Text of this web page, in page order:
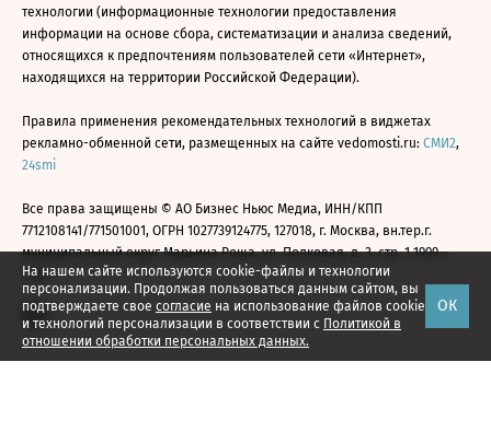
На нашем сайте используются cookie-файлы и технологии
персонализации. Продолжая пользоваться данным сайтом, вы
подтверждаете свое согласие на использование файлов cookie
и технологий персонализации в соответствии с Политикой в
отношении обработки персональных данных.
ОК
технологии (информационные технологии предоставления
информации на основе сбора, систематизации и анализа сведений,
относящихся к предпочтениям пользователей сети «Интернет»,
находящихся на территории Российской Федерации).
Правила применения рекомендательных технологий в виджетах
рекламно-обменной сети, размещенных на сайте vedomosti.ru: СМИ2,
24smi
Все права защищены © АО Бизнес Ньюс Медиа, ИНН/КПП
7712108141/771501001, ОГРН 1027739124775, 127018, г. Москва, вн.тер.г.
муниципальный округ Марьина Роща, ул. Полковая, д. 3, стр. 1 1999—
2026